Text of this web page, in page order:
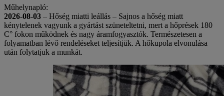
Műhelynapló:
2026-08-03 – Hőség miatti leállás – Sajnos a hőség miatt
kénytelenek vagyunk a gyártást szüneteltetni, mert a hőprések 180
C° fokon működnek és nagy áramfogyasztók. Természetesen a
folyamatban lévő rendeléseket teljesítjük. A hőkupola elvonulása
után folytatjuk a munkát.